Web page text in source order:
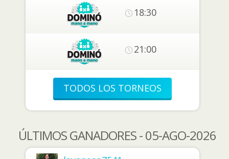
18:30
21:00
TODOS LOS TORNEOS
ÚLTIMOS GANADORES - 05-AGO-2026